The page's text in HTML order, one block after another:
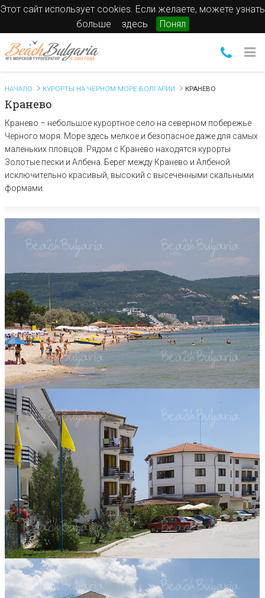
Этот сайт использует cookies. Если желаете, можете узнать
больше
здесь Понял
НАЧАЛО КУРОРТЫ НА ЧЕРНОМ МОРЕ БОЛГАРИИ КРАНЕВО
Кранево
Кранево – небольшое курортное село на северном побережье
Черного моря. Море здесь мелкое и безопасное даже для самых
маленьких пловцов. Рядом с Кранево находятся курорты
Золотые пески и Албена. Берег между Кранево и Албеной
исключительно красивый, высокий с высеченными скальными
формами.